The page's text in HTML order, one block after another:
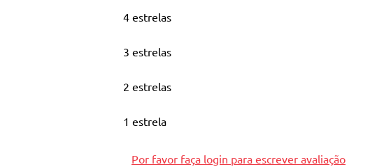
1 Mini Prancheta com bloco
1 Aferidor de Pressão
4 estrelas
3 estrelas
2 estrelas
1 estrela
Por favor faça login para escrever avaliação